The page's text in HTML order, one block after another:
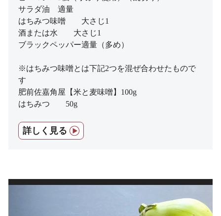
サラダ油 適量
はちみつ味噌 大さじ1
酒または水 大さじ1
ブラックペッパー適量（多め）
※はちみつ味噌とは下記2つを混ぜ合わせたもので
す
肥前佐嘉角屋【米と麦味噌】100g
はちみつ 50g
詳しく見る